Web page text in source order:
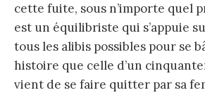
cette fuite, sous n’importe quel
est un équilibriste qui s’appuie
tous les alibis possibles pour se
histoire que celle d’un
vient de se faire quitter par sa